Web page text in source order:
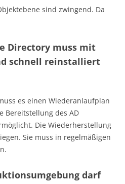
sind zwingend. Da
Directory muss mit
schnell reinstalliert
es einen Wiederanlaufplan
Bereitstellung des AD
Die Wiederherstellung
Sie muss in regelmäßigen
darf